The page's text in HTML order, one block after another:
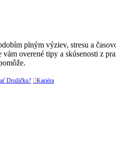
plným výziev, stresu a
overené tipy a skúsenosti z
Družičku? Kariéra